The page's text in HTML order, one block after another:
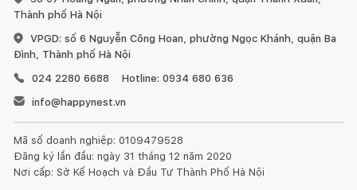
1. Đối với đồ gỗ trong nhà:
gỗ, hãy dùng miếng lót bên dưới.
Sử dụng vải khô để làm sạch bề mặt gỗ ngay khi bị bẩn.
Thành phố Hà Nội
VPGD: số 6 Nguyễn Công Hoan, phường Ngọc Khánh, quận Ba
Đình, Thành phố Hà Nội
024 2280 6688
Hotline: 0934 680 636
info@happynest.vn
Mã số doanh nghiệp: 0109479528
Đăng ký lần đầu: ngày 31 tháng 12 năm 2020
Nơi cấp: Sở Kế Hoạch và Đầu Tư Thành Phố Hà Nội